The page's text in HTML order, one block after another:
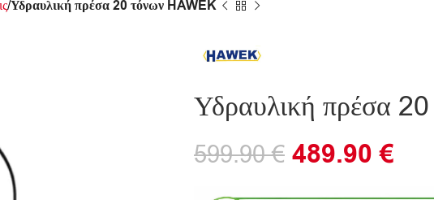
Υδραυλική πρέσα 20 τόνων HAWEK
Υδραυλική πρέσα
599.90€ 489.90€